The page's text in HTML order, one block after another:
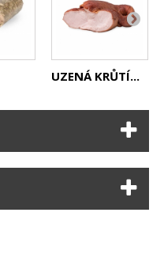
UZENÁ KRŮTÍ...